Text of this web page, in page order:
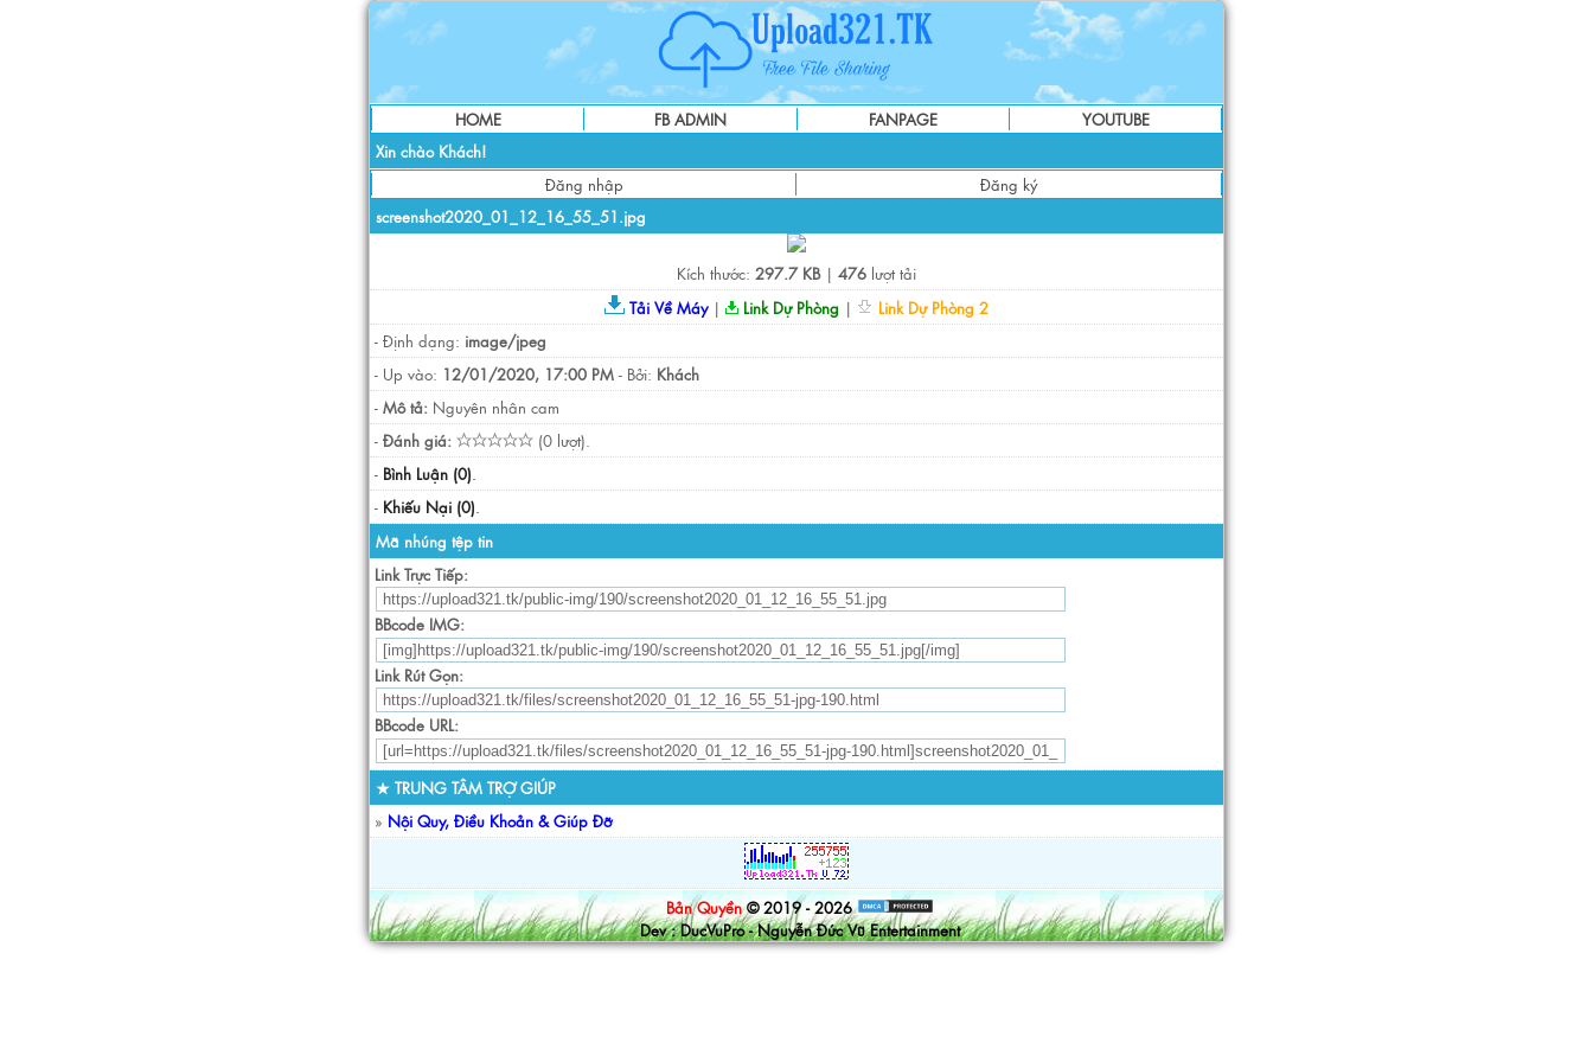
HOME FB ADMIN FANPAGE
YOUTUBE
Xin chào Khách!
Đăng nhập
Đăng ký
screenshot2020_01_12_16_55_51.jpg
Kích thước: 297.7 KB| 476 lượt tải
Tải Về Máy| Link Dự Phòng |
Link Dự Phòng 2
- Định dạng: image/jpeg
- Up vào: 12/01/2020, 17:00 PM - Bởi: Khách
- Mô tả: Nguyên nhân cam
- Đánh giá:
(0 lượt).
- Bình Luận (0).
- Khiếu Nại (0).
Mã nhúng tệp tin
Link Trực Tiếp:
BBcode IMG:
Link Rút Gọn:
BBcode URL:
★ TRUNG TÂM TRỢ GIÚP
» Nội Quy, Điều Khoản & Giúp Đỡ
Bản Quyền © 2019 - 2026
Dev : DucVuPro - Nguyễn Đức Vũ Entertainment